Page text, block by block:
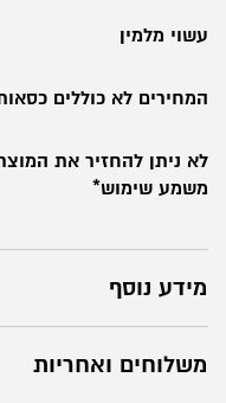
עשוי מלמין
המחירים לא כוללים
לא ניתן להחזיר את
משמע שימוש*
מידע נוסף
משלוחים ואחריות